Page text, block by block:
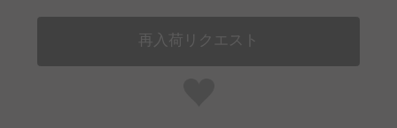
再入荷リクエスト